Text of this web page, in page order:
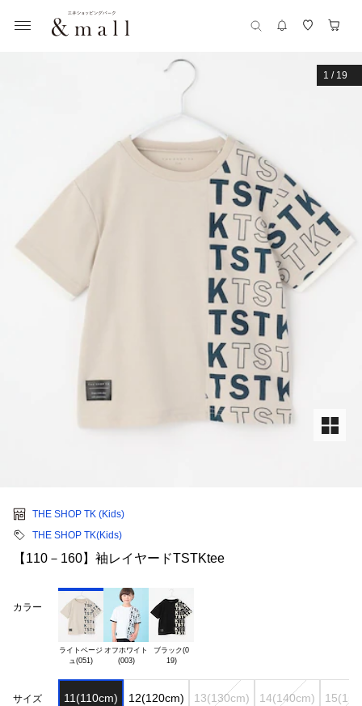
1 / 19
THE SHOP TK (Kids)
THE SHOP TK(Kids)
【110－160】袖レイヤードTSTKtee
カラー
ライトベージ オフホワイト
(003)
ブラック(0
19)
サイズ 11(110cm) 12(120cm) 13(130cm) 14(140cm)